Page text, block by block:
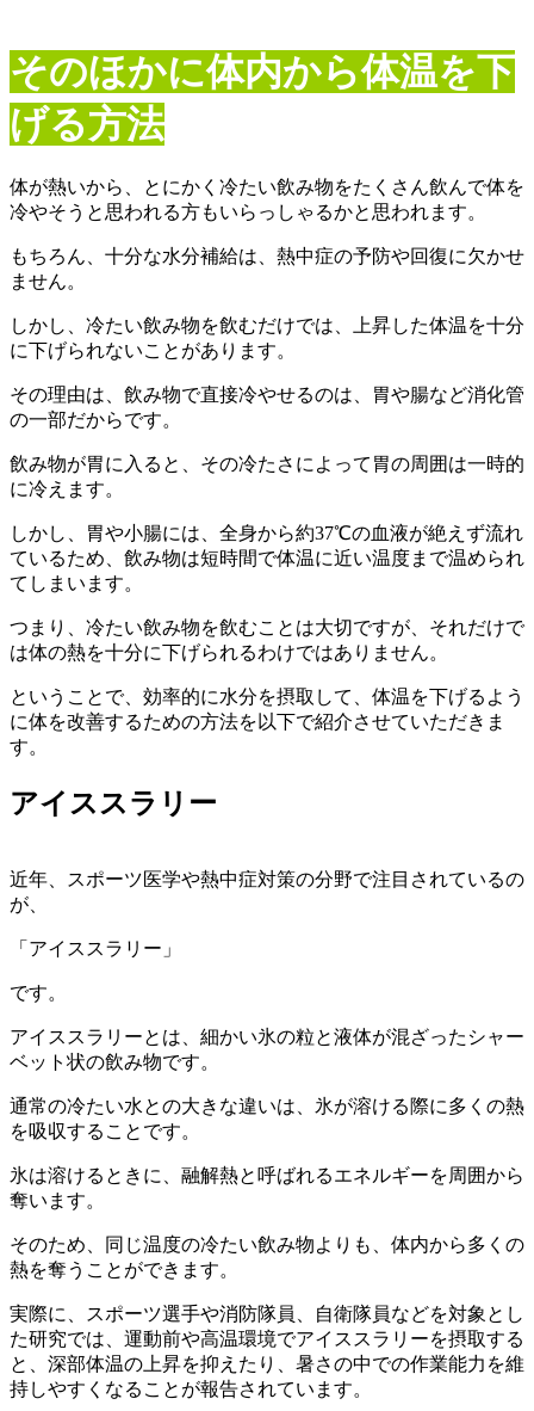
そのほかに体内から体温を下
げる方法
体が熱いから、とにかく冷たい飲み物をたくさん飲んで体を
冷やそうと思われる方もいらっしゃるかと思われます。
もちろん、十分な水分補給は、熱中症の予防や回復に欠かせ
ません。
しかし、冷たい飲み物を飲むだけでは、上昇した体温を十分
に下げられないことがあります。
その理由は、飲み物で直接冷やせるのは、胃や腸など消化管
の一部だからです。
飲み物が胃に入ると、その冷たさによって胃の周囲は一時的
に冷えます。
しかし、胃や小腸には、全身から約37℃の血液が絶えず流れ
ているため、飲み物は短時間で体温に近い温度まで温められ
てしまいます。
つまり、冷たい飲み物を飲むことは大切ですが、それだけで
は体の熱を十分に下げられるわけではありません。
ということで、効率的に水分を摂取して、体温を下げるよう
に体を改善するための方法を以下で紹介させていただきま
す。
アイススラリー
近年、スポーツ医学や熱中症対策の分野で注目されているの
が、
「アイススラリー」
です。
アイススラリーとは、細かい氷の粒と液体が混ざったシャー
ベット状の飲み物です。
通常の冷たい水との大きな違いは、氷が溶ける際に多くの熱
を吸収することです。
氷は溶けるときに、融解熱と呼ばれるエネルギーを周囲から
奪います。
そのため、同じ温度の冷たい飲み物よりも、体内から多くの
熱を奪うことができます。
実際に、スポーツ選手や消防隊員、自衛隊員などを対象とし
た研究では、運動前や高温環境でアイススラリーを摂取する
と、深部体温の上昇を抑えたり、暑さの中での作業能力を維
持しやすくなることが報告されています。